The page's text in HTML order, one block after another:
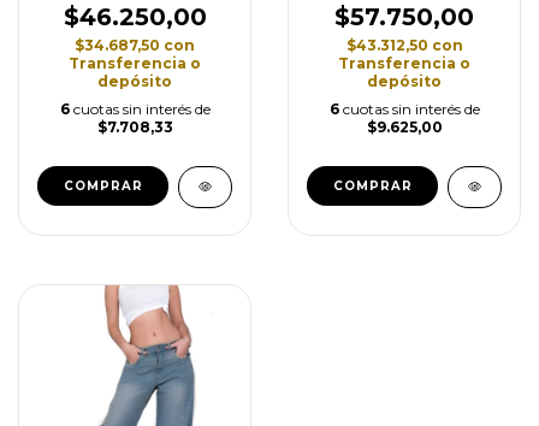
$46.250,00
$34.687,50 con
Transferencia o
depósito
6 cuotas sin interés de
$7.708,33
COMPRAR
$57.750,00
$43.312,50 con
Transferencia o
depósito
6 cuotas sin interés de
$9.625,00
COMPRAR